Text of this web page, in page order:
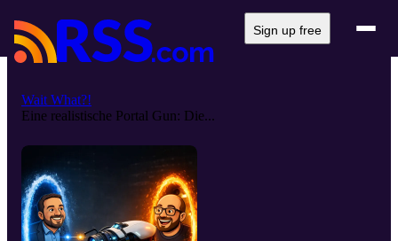
Sign up free
Wait What?!
Eine realistische Portal Gun: Die...